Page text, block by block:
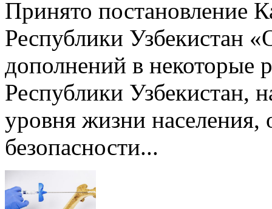
Принято постановление
Республики Узбекистан
дополнений в некоторые
Республики Узбекистан,
уровня жизни населения,
безопасности...